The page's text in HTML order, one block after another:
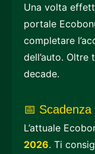
Una volta
portale
completare
dell’auto.
decade.
📅
L’attuale
2026. Ti